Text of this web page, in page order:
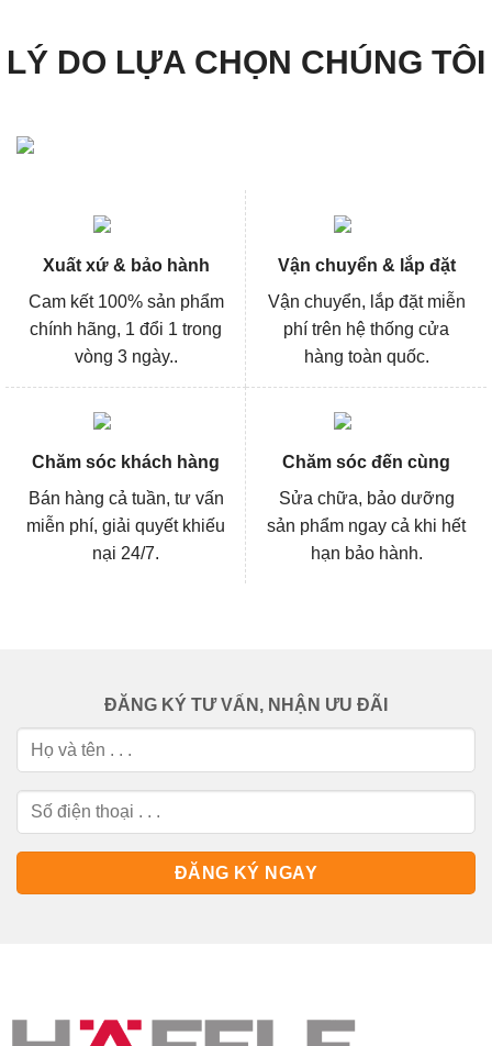
LÝ DO LỰA CHỌN CHÚNG TÔI
Xuất xứ & bảo hành
Cam kết 100% sản phẩm
chính hãng, 1 đổi 1 trong
vòng 3 ngày..
Vận chuyển & lắp đặt
Vận chuyển, lắp đặt miễn
phí trên hệ thống cửa
hàng toàn quốc.
Chăm sóc khách hàng
Bán hàng cả tuần, tư vấn
miễn phí, giải quyết khiếu
nại 24/7.
Chăm sóc đến cùng
Sửa chữa, bảo dưỡng
sản phẩm ngay cả khi hết
hạn bảo hành.
ĐĂNG KÝ TƯ VẤN, NHẬN ƯU ĐÃI